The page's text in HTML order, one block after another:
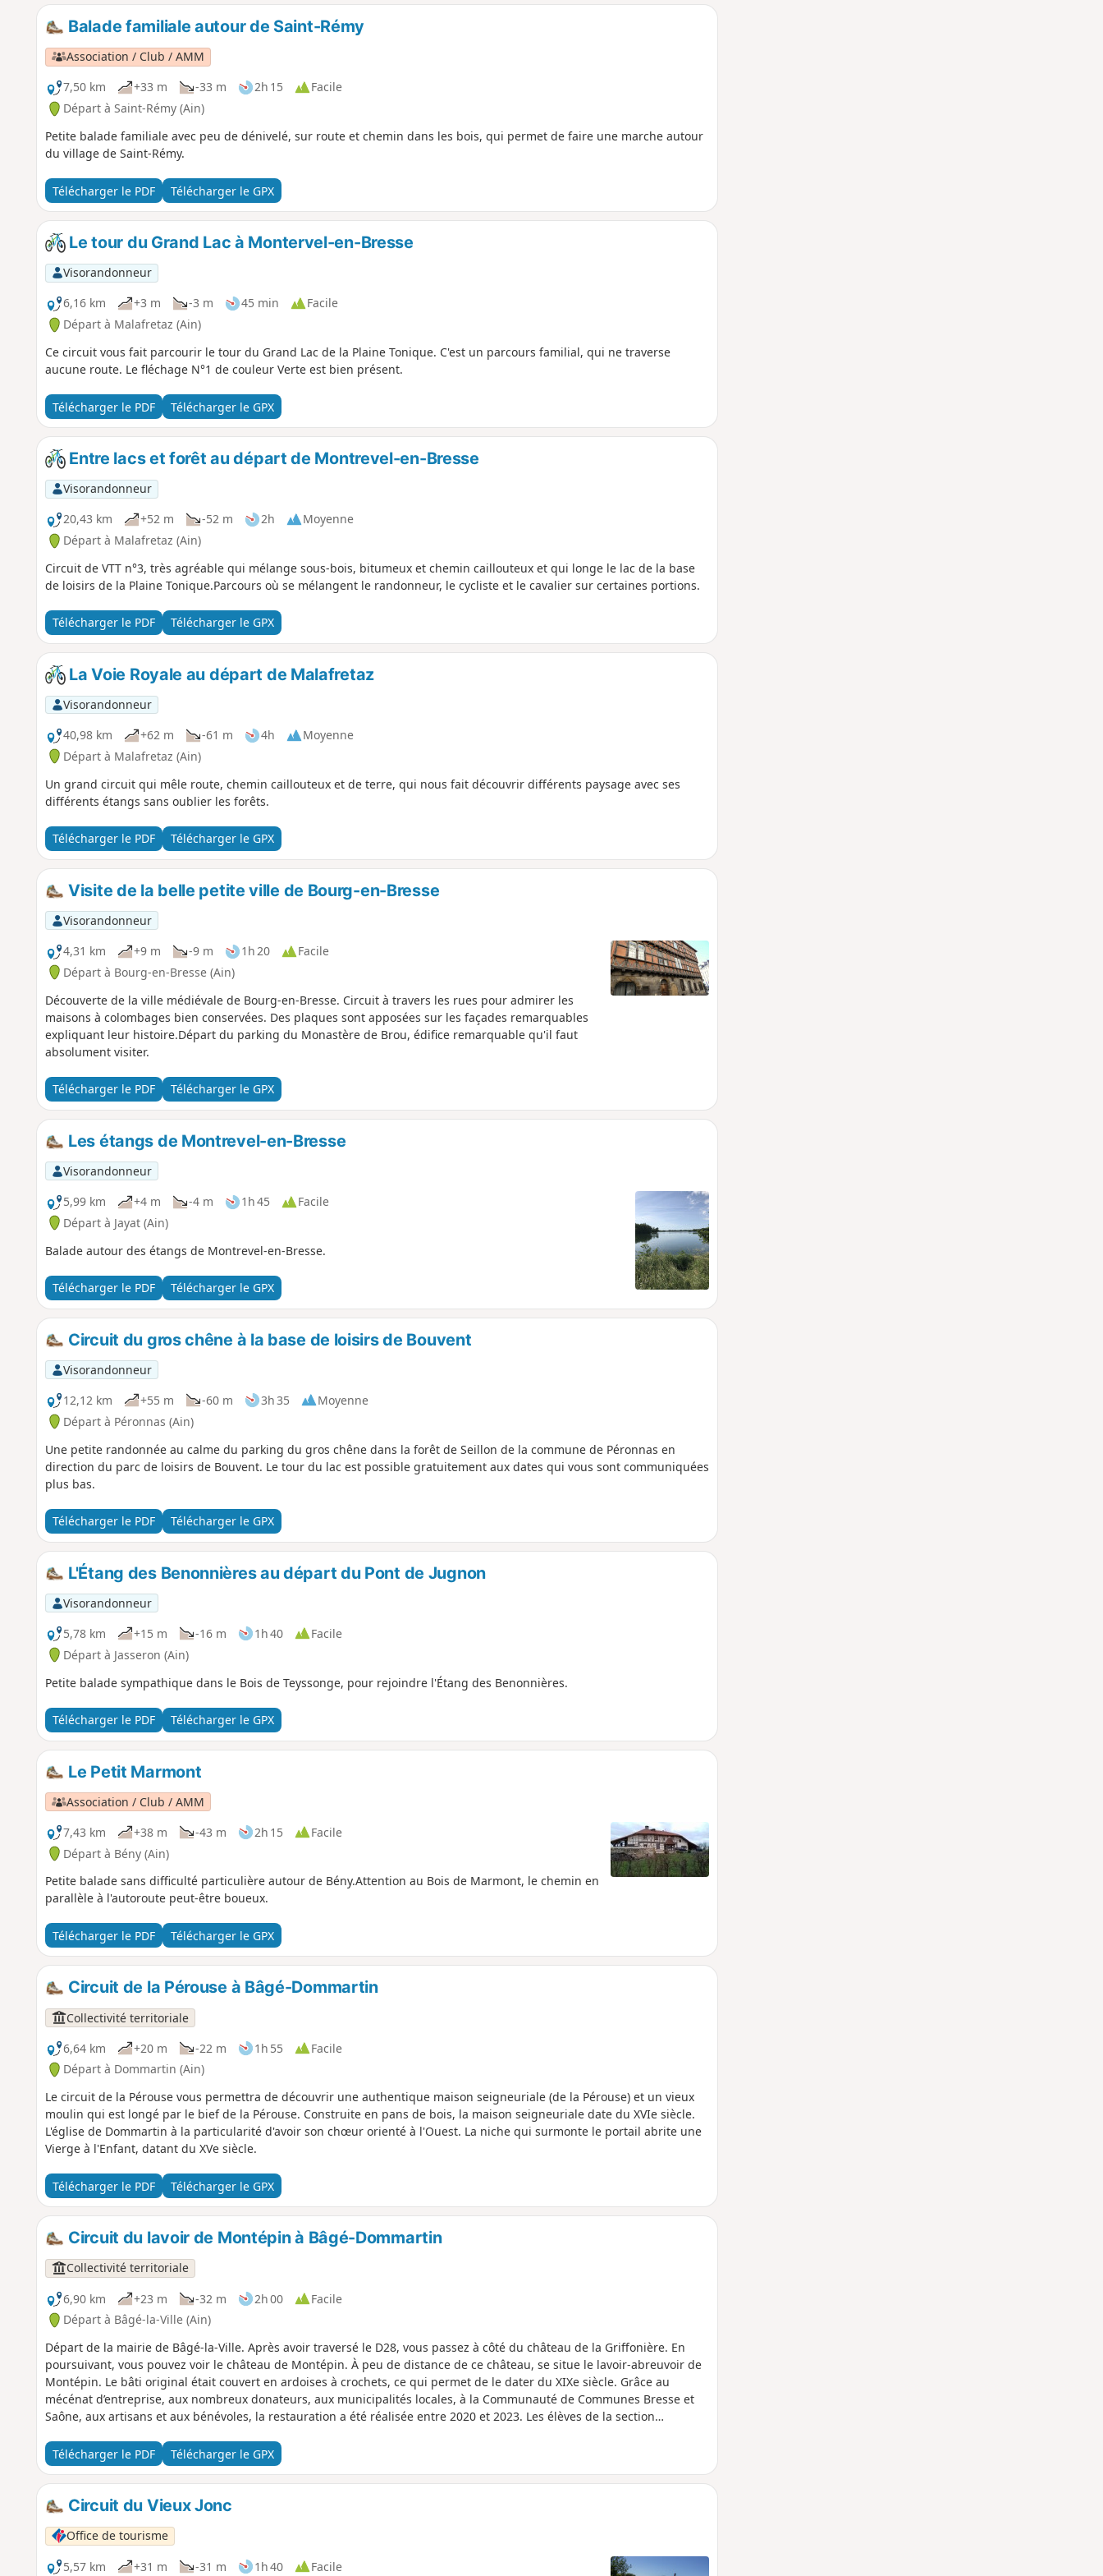
Balade familiale autour de Saint-Rémy
Association / Club / AMM
7,50 km
+33 m -33 m 2h 15
Facile
Départ à Saint-Rémy (Ain)
Petite balade familiale avec peu de dénivelé, sur route et chemin dans les bois, qui permet de faire une marche autour
du village de Saint-Rémy.
Télécharger le PDF Télécharger le GPX
Le tour du Grand Lac à Montervel-en-Bresse
Visorandonneur
6,16 km
+3 m -3 m 45 min
Facile
Départ à Malafretaz (Ain)
Ce circuit vous fait parcourir le tour du Grand Lac de la Plaine Tonique. C'est un parcours familial, qui ne traverse
aucune route. Le fléchage N°1 de couleur Verte est bien présent.
Télécharger le PDF Télécharger le GPX
Entre lacs et forêt au départ de Montrevel-en-Bresse
Visorandonneur
20,43 km
+52 m -52 m 2h
Moyenne
Départ à Malafretaz (Ain)
Circuit de VTT n°3, très agréable qui mélange sous-bois, bitumeux et chemin caillouteux et qui longe le lac de la base
de loisirs de la Plaine Tonique.Parcours où se mélangent le randonneur, le cycliste et le cavalier sur certaines portions.
Télécharger le PDF Télécharger le GPX
La Voie Royale au départ de Malafretaz
Visorandonneur
40,98 km
+62 m -61 m 4h
Moyenne
Départ à Malafretaz (Ain)
Un grand circuit qui mêle route, chemin caillouteux et de terre, qui nous fait découvrir différents paysage avec ses
différents étangs sans oublier les forêts.
Télécharger le PDF Télécharger le GPX
Visite de la belle petite ville de Bourg-en-Bresse
Visorandonneur
4,31 km
+9 m -9 m 1h 20
Facile
Départ à Bourg-en-Bresse (Ain)
Découverte de la ville médiévale de Bourg-en-Bresse. Circuit à travers les rues pour admirer les
maisons à colombages bien conservées. Des plaques sont apposées sur les façades remarquables
expliquant leur histoire.Départ du parking du Monastère de Brou, édifice remarquable qu'il faut
absolument visiter.
Télécharger le PDF Télécharger le GPX
Les étangs de Montrevel-en-Bresse
Visorandonneur
5,99 km
+4 m -4 m 1h 45
Facile
Départ à Jayat (Ain)
Balade autour des étangs de Montrevel-en-Bresse.
Télécharger le PDF Télécharger le GPX
Circuit du gros chêne à la base de loisirs de Bouvent
Visorandonneur
12,12 km
+55 m -60 m 3h 35
Moyenne
Départ à Péronnas (Ain)
Une petite randonnée au calme du parking du gros chêne dans la forêt de Seillon de la commune de Péronnas en
direction du parc de loisirs de Bouvent. Le tour du lac est possible gratuitement aux dates qui vous sont communiquées
plus bas.
Télécharger le PDF Télécharger le GPX
L'Étang des Benonnières au départ du Pont de Jugnon
Visorandonneur
5,78 km
+15 m -16 m 1h 40
Facile
Départ à Jasseron (Ain)
Petite balade sympathique dans le Bois de Teyssonge, pour rejoindre l'Étang des Benonnières.
Télécharger le PDF Télécharger le GPX
Le Petit Marmont
Association / Club / AMM
7,43 km
+38 m -43 m 2h 15
Facile
Départ à Bény (Ain)
Petite balade sans difficulté particulière autour de Bény.Attention au Bois de Marmont, le chemin en
parallèle à l'autoroute peut-être boueux.
Télécharger le PDF Télécharger le GPX
Circuit de la Pérouse à Bâgé-Dommartin
Collectivité territoriale
6,64 km
+20 m -22 m 1h 55
Facile
Départ à Dommartin (Ain)
Le circuit de la Pérouse vous permettra de découvrir une authentique maison seigneuriale (de la Pérouse) et un vieux
moulin qui est longé par le bief de la Pérouse. Construite en pans de bois, la maison seigneuriale date du XVIe siècle.
L'église de Dommartin à la particularité d'avoir son chœur orienté à l'Ouest. La niche qui surmonte le portail abrite une
Vierge à l'Enfant, datant du XVe siècle.
Télécharger le PDF Télécharger le GPX
Circuit du lavoir de Montépin à Bâgé-Dommartin
Collectivité territoriale
6,90 km
+23 m -32 m 2h 00
Facile
Départ à Bâgé-la-Ville (Ain)
Départ de la mairie de Bâgé-la-Ville. Après avoir traversé le D28, vous passez à côté du château de la Griffonière. En
poursuivant, vous pouvez voir le château de Montépin. À peu de distance de ce château, se situe le lavoir-abreuvoir de
Montépin. Le bâti original était couvert en ardoises à crochets, ce qui permet de le dater du XIXe siècle. Grâce au
mécénat d’entreprise, aux nombreux donateurs, aux municipalités locales, à la Communauté de Communes Bresse et
Saône, aux artisans et aux bénévoles, la restauration a été réalisée entre 2020 et 2023. Les élèves de la section
éléments sur place.
Télécharger le PDF Télécharger le GPX
Circuit du Vieux Jonc
Office de tourisme
5,57 km
+31 m -31 m 1h 40 Facile